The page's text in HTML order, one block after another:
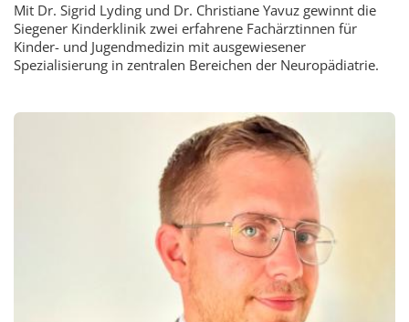
Mit Dr. Sigrid Lyding und Dr. Christiane Yavuz gewinnt die
Siegener Kinderklinik zwei erfahrene Fachärztinnen für
Kinder- und Jugendmedizin mit ausgewiesener
Spezialisierung in zentralen Bereichen der Neuropädiatrie.